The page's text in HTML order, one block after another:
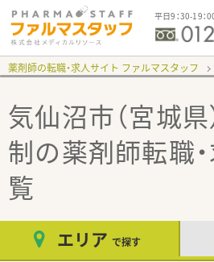
平日9：30-19：
薬剤師の転職・求人サイト ファルマスタッフ
気仙沼市（宮城県
制の薬剤師転職
覧
エリア で探す